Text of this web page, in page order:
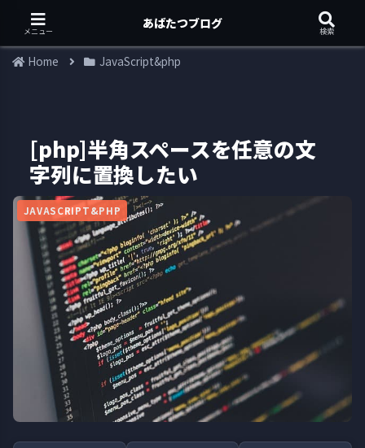
Home JavaScript&php
[php]半角スペースを任意の文
字列に置換したい
JAVASCRIPT&PHP
メニュー あばたつブログ 検索